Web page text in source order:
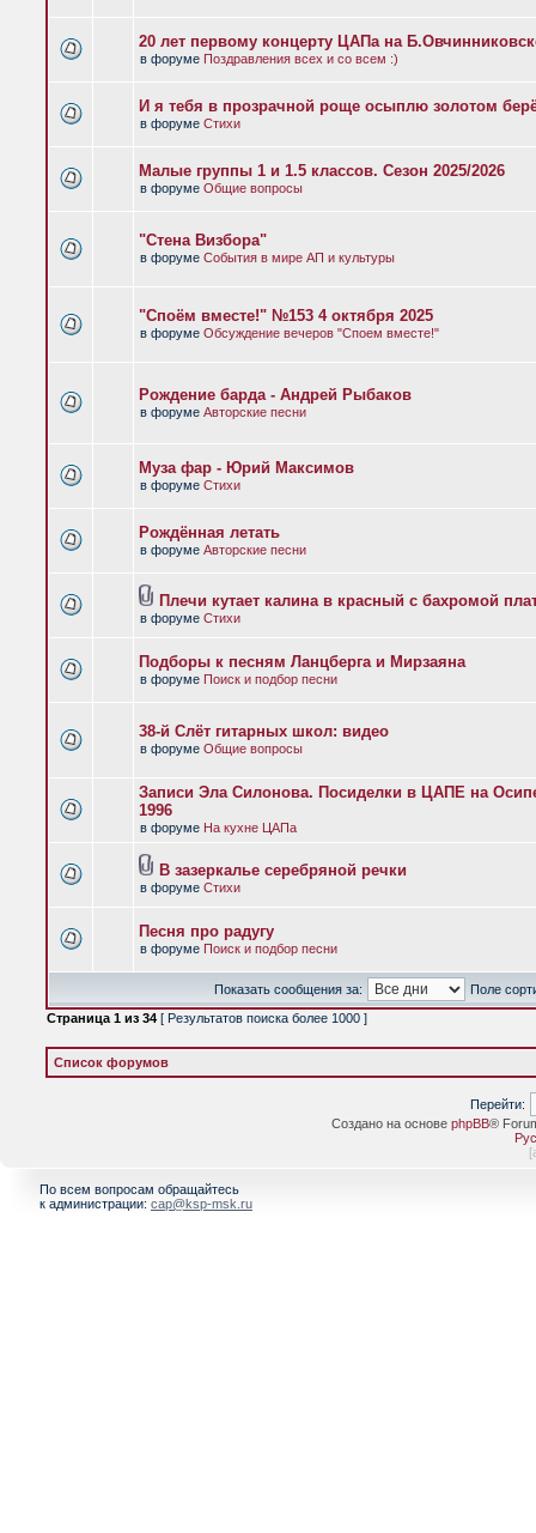
20 лет первому концерту ЦАПа на
в форуме Поздравления всех и со всем :)
И я тебя в прозрачной роще осыплю золотом
в форуме Стихи
Малые группы 1 и 1.5 классов. Сезон 2025/2026
в форуме Общие вопросы
"Стена Визбора"
в форуме События в мире АП и культуры
"Споём вместе!" №153 4 октября 2025
в форуме Обсуждение вечеров "Споем вместе!"
Рождение барда - Андрей Рыбаков
в форуме Авторские песни
Муза фар - Юрий Максимов
в форуме Стихи
Рождённая летать
в форуме Авторские песни
Плечи кутает калина в красный с бахромой
в форуме Стихи
Подборы к песням Ланцберга и Мирзаяна
в форуме Поиск и подбор песни
38-й Слёт гитарных школ: видео
в форуме Общие вопросы
Записи Эла Силонова. Посиделки в ЦАПЕ на
1996
в форуме На кухне ЦАПа
В зазеркалье серебряной речки
в форуме Стихи
Песня про радугу
в форуме Поиск и подбор песни
Показать сообщения за:
Поле
Страница 1 из 34 [ Результатов поиска более 1000 ]
Список форумов
Перейти:
Создано на основе phpBB®
[
По всем вопросам обращайтесь
к администрации: cap@ksp-msk.ru